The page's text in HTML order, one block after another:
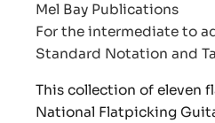
Mel Bay Publications
For the intermediate to
Standard Notation and
This collection of eleven
National Flatpicking